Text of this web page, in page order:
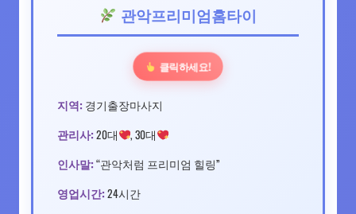
관악프리미엄홈타이
클릭하세요!
지역: 경기출장마사지
관리사: 20대 , 30대
인사말: “관악처럼 프리미엄 힐링”
영업시간: 24시간